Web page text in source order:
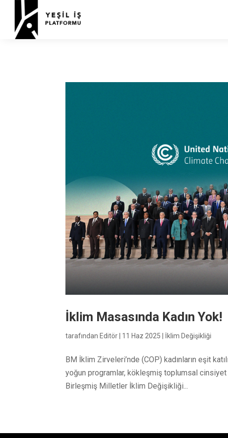
İklim Masasında Kadın Yok!
tarafından Editör 11 Haz 2025 İklim Değişikliği
BM İklim Zirveleri’nde (COP) kadınların eşit
yoğun programlar, kökleşmiş toplumsal
Birleşmiş Milletler İklim Değişikliği...